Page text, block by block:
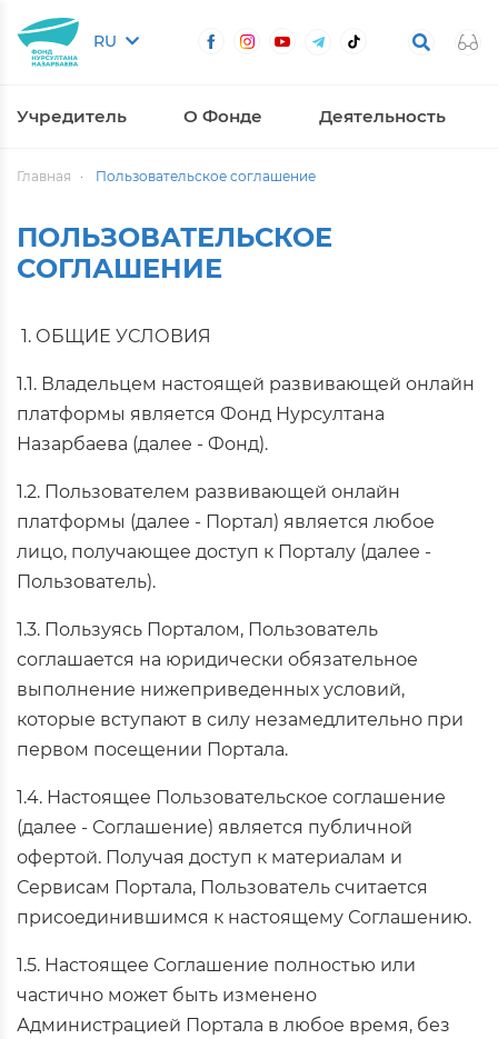
RU
Учредитель О Фонде Деятельность
Главная Пользовательское соглашение
ПОЛЬЗОВАТЕЛЬСКОЕ
СОГЛАШЕНИЕ
1. ОБЩИЕ УСЛОВИЯ
1.1. Владельцем настоящей развивающей онлайн
платформы является Фонд Нурсултана
Назарбаева (далее - Фонд).
1.2. Пользователем развивающей онлайн
платформы (далее - Портал) является любое
лицо, получающее доступ к Порталу (далее -
Пользователь).
1.3. Пользуясь Порталом, Пользователь
соглашается на юридически обязательное
выполнение нижеприведенных условий,
которые вступают в силу незамедлительно при
первом посещении Портала.
1.4. Настоящее Пользовательское соглашение
(далее - Соглашение) является публичной
офертой. Получая доступ к материалам и
Сервисам Портала, Пользователь считается
присоединившимся к настоящему Соглашению.
1.5. Настоящее Соглашение полностью или
частично может быть изменено
Администрацией Портала в любое время, без